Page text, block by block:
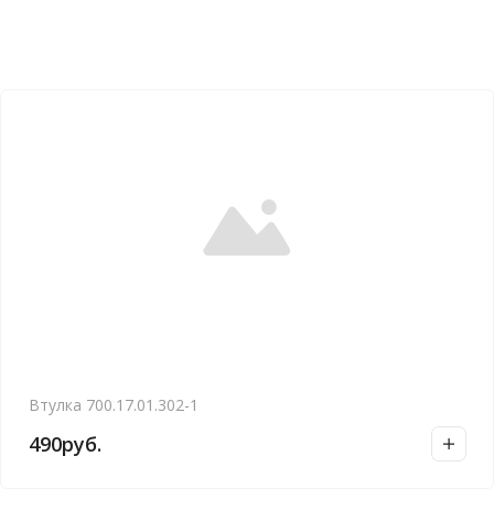
Втулка 700.17.01.302-1
490руб.